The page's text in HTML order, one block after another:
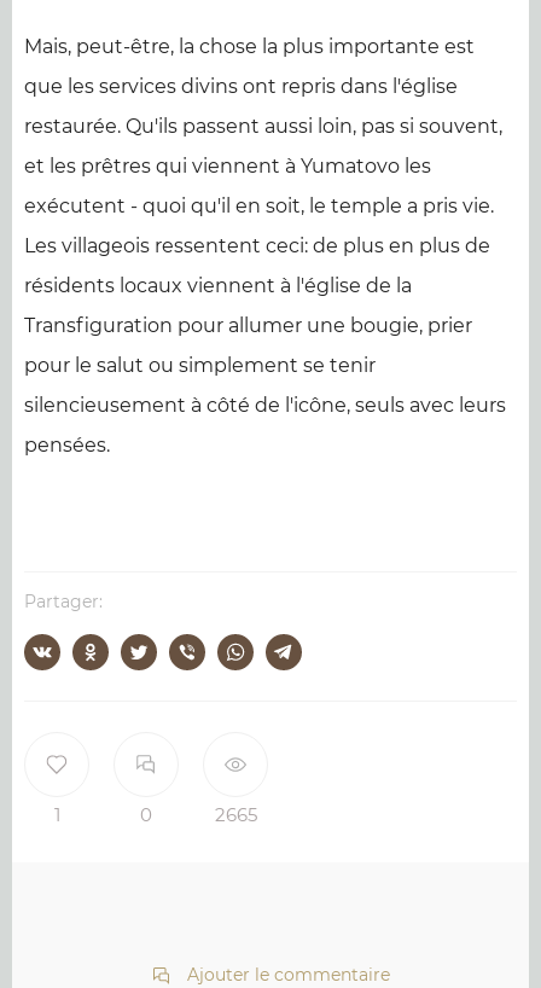
1 0 2665
Mais, peut-être, la chose la plus importante est
que les services divins ont repris dans l'église
restaurée. Qu'ils passent aussi loin, pas si souvent,
et les prêtres qui viennent à Yumatovo les
exécutent - quoi qu'il en soit, le temple a pris vie.
Les villageois ressentent ceci: de plus en plus de
résidents locaux viennent à l'église de la
Transfiguration pour allumer une bougie, prier
pour le salut ou simplement se tenir
silencieusement à côté de l'icône, seuls avec leurs
pensées.
Partager:
Ajouter le commentaire